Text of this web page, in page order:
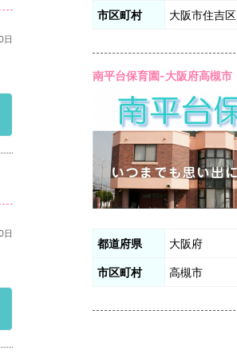
日
日
市区町村 大阪市住吉区
南平台保育園-大阪府高槻市
都道府県 大阪府
市区町村 高槻市